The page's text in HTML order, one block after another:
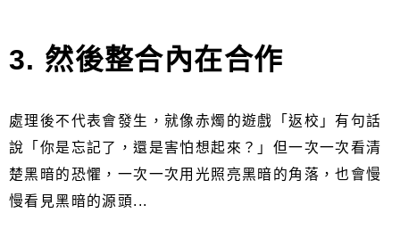
3. 然後整合內在合作
處理後不代表會發生，就像赤燭的遊戲「返校」有句話
說「你是忘記了，還是害怕想起來？」但一次一次看清
楚黑暗的恐懼，一次一次用光照亮黑暗的角落，也會慢
慢看見黑暗的源頭...